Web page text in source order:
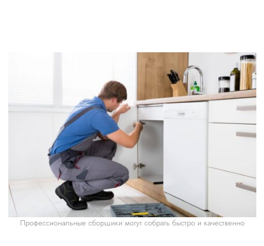
Профессиональные сборщики могут собрать быстро и качественно